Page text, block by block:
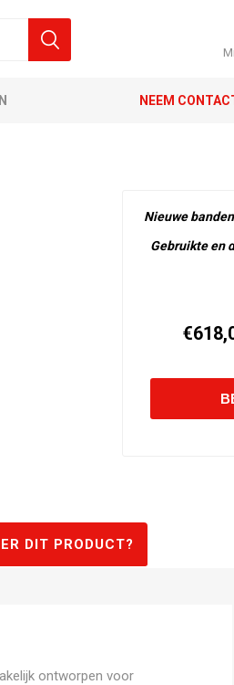
NEEM
Nieuwe
Gebruikte en
DIT PRODUCT?
ontworpen voor